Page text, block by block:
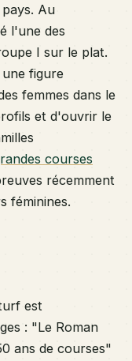
Au
l'une des
I sur le plat.
figure
femmes dans le
et d'ouvrir le
courses
récemment
féminines.
est
: "Le Roman
ans de courses"